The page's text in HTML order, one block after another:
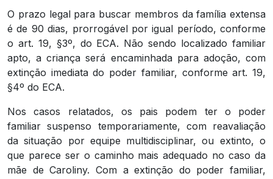
O prazo legal para buscar membros da família extensa
é de 90 dias, prorrogável por igual período, conforme
o art. 19, §3º, do ECA. Não sendo localizado familiar
apto, a criança será encaminhada para adoção, com
extinção imediata do poder familiar, conforme art. 19,
§4º do ECA.
Nos casos relatados, os pais podem ter o poder
familiar suspenso temporariamente, com reavaliação
da situação por equipe multidisciplinar, ou extinto, o
que parece ser o caminho mais adequado no caso da
mãe de Caroliny. Com a extinção do poder familiar,